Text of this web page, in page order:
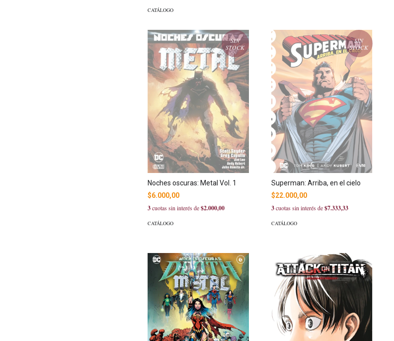
CATÁLOGO
SIN
STOCK
Noches oscuras: Metal Vol. 1
$6.000,00
3cuotas sin interés de$2.000,00
CATÁLOGO
SIN
STOCK
Superman: Arriba, en el cielo
$22.000,00
3cuotas sin interés de$7.333,33
CATÁLOGO